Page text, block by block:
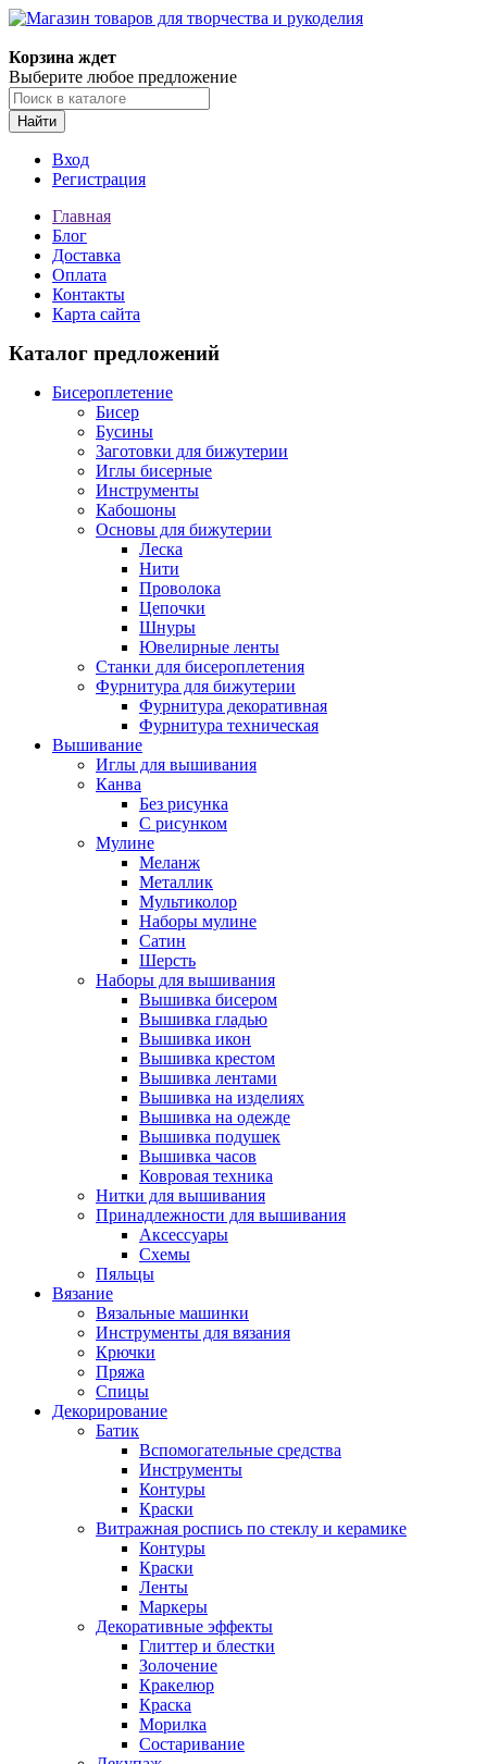
Корзина ждет
Выберите любое предложение
Найти
Вход
Регистрация
Главная
Блог
Доставка
Оплата
Контакты
Карта сайта
Каталог предложений
Бисероплетение
Бисер
Бусины
Заготовки для бижутерии
Иглы бисерные
Инструменты
Кабошоны
Основы для бижутерии
Леска
Нити
Проволока
Цепочки
Шнуры
Ювелирные ленты
Станки для бисероплетения
Фурнитура для бижутерии
Фурнитура декоративная
Фурнитура техническая
Вышивание
Иглы для вышивания
Канва
Без рисунка
С рисунком
Мулине
Меланж
Металлик
Мультиколор
Наборы мулине
Сатин
Шерсть
Наборы для вышивания
Вышивка бисером
Вышивка гладью
Вышивка икон
Вышивка крестом
Вышивка лентами
Вышивка на изделиях
Вышивка на одежде
Вышивка подушек
Вышивка часов
Ковровая техника
Нитки для вышивания
Принадлежности для вышивания
Аксессуары
Схемы
Пяльцы
Вязание
Вязальные машинки
Инструменты для вязания
Крючки
Пряжа
Спицы
Декорирование
Батик
Вспомогательные средства
Инструменты
Контуры
Краски
Витражная роспись по стеклу и керамике
Контуры
Краски
Ленты
Маркеры
Декоративные эффекты
Глиттер и блестки
Золочение
Кракелюр
Краска
Морилка
Состаривание